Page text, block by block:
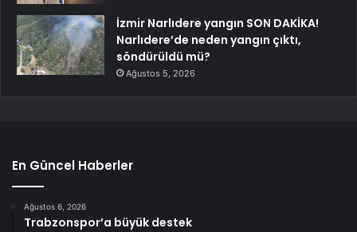
İzmir Narlıdere yangın SON DAKİKA!
Narlıdere’de neden yangın çıktı,
söndürüldü mü?
Ağustos 5, 2026
En Güncel Haberler
Ağustos 6, 2026
Trabzonspor’a büyük destek